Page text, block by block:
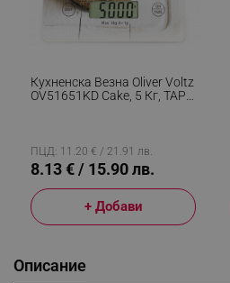
Кухненска Везна Oliver Voltz
OV51651KD Cake, 5 Кг, ТАРА,
ПЦД: 11.20 € / 21.91 лв.
8.13 € / 15.90 лв.
+ Добави
Описание